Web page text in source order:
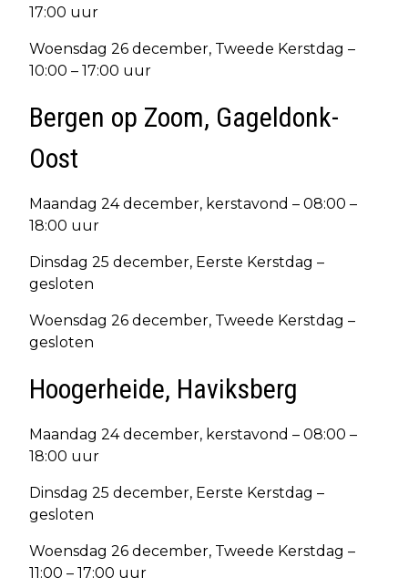
17:00 uur
Woensdag 26 december, Tweede Kerstdag –
10:00 – 17:00 uur
Bergen op Zoom, Gageldonk-
Oost
Maandag 24 december, kerstavond – 08:00 –
18:00 uur
Dinsdag 25 december, Eerste Kerstdag –
gesloten
Woensdag 26 december, Tweede Kerstdag –
gesloten
Hoogerheide, Haviksberg
Maandag 24 december, kerstavond – 08:00 –
18:00 uur
Dinsdag 25 december, Eerste Kerstdag –
gesloten
Woensdag 26 december, Tweede Kerstdag –
11:00 – 17:00 uur